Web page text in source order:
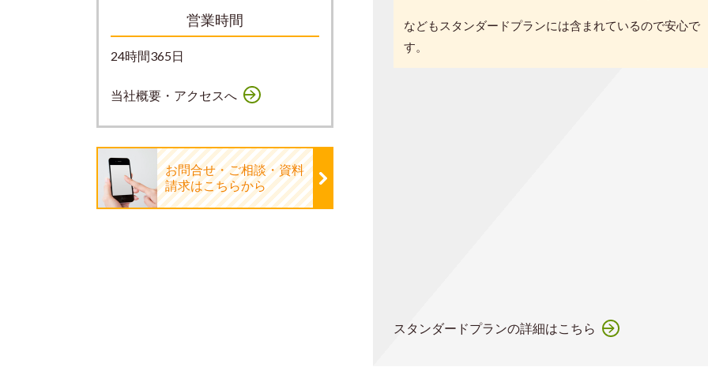
などもスタンダードプランには含まれているので安心で
す。
スタンダードプランの詳細はこちら
営業時間
24時間365日
当社概要・アクセスへ
お問合せ・ご相談・資料
請求はこちらから